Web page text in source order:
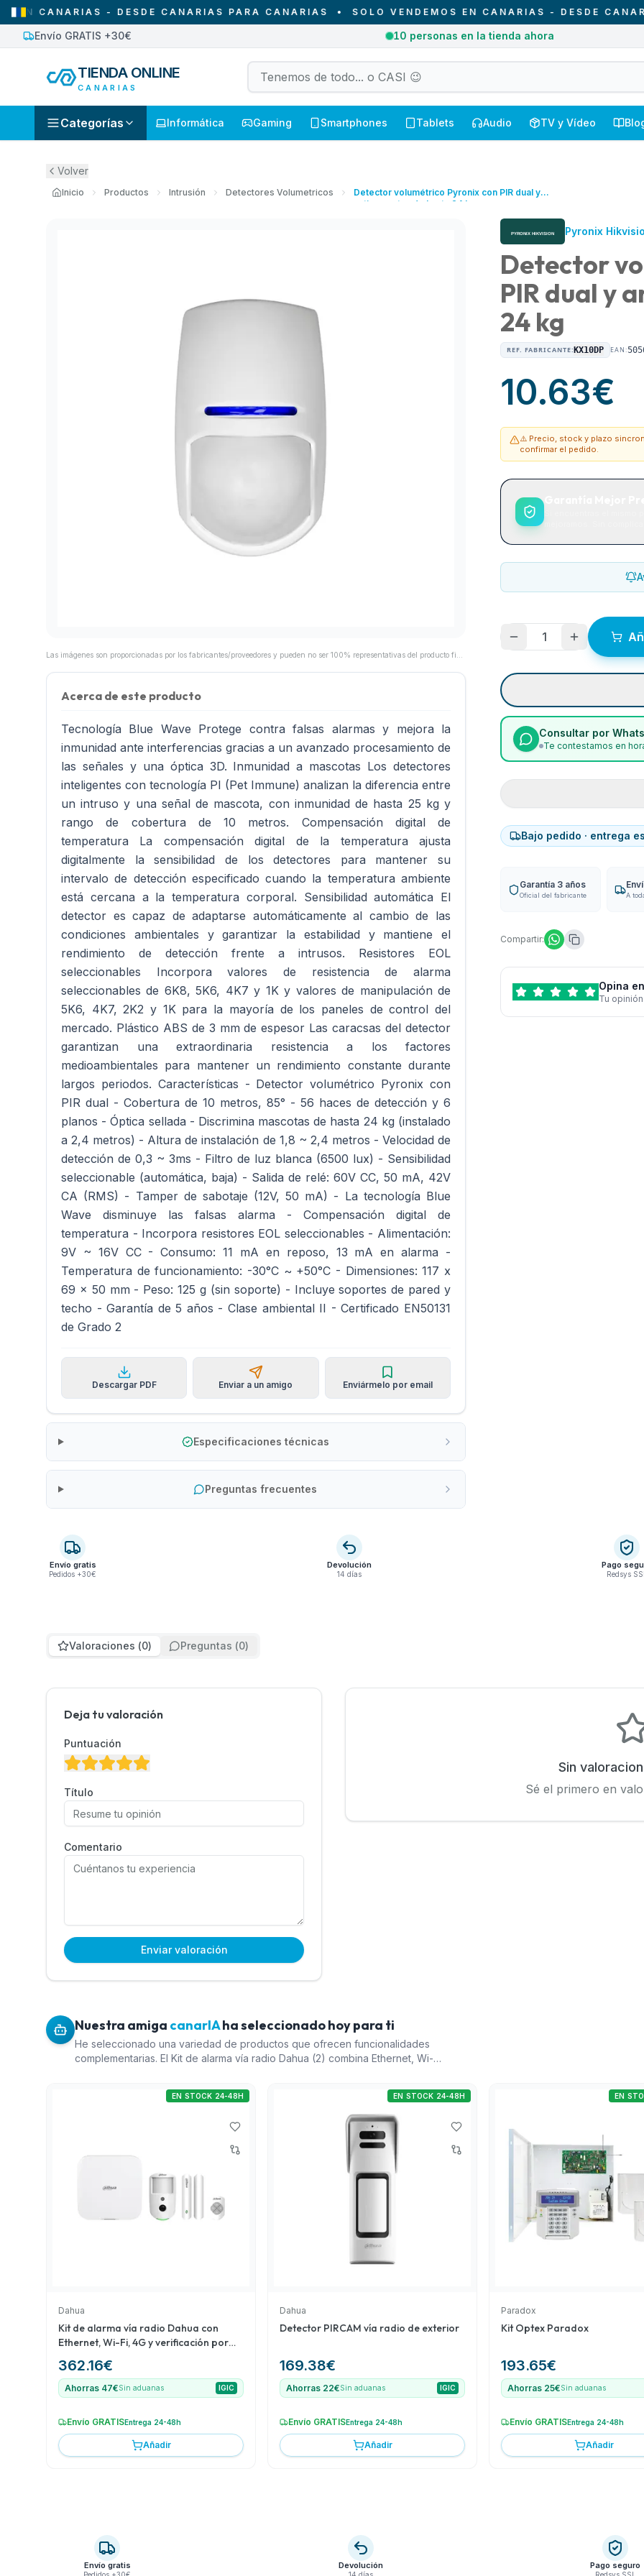
CANARIAS - DESDE CANARIAS PARA CANARIAS•SOLO VENDEMOS EN CANARIAS - DESDE CANARIAS
Envío GRATIS +30€ pedidos entregados hoy en Canarias
TIENDA ONLINE
CANARIAS
Categorías Informática Gaming Smartphones Tablets Audio TV y Vídeo
Volver
Inicio Productos Intrusión Detectores Volumetricos
Detector volumétrico Pyronix con PIR dual y
antimascotas de hasta 24 kg
Acerca de este producto
Tecnología Blue Wave Protege contra falsas alarmas y mejora la
inmunidad ante interferencias gracias a un avanzado procesamiento de
las señales y una óptica 3D. Inmunidad a mascotas Los detectores
inteligentes con tecnología PI (Pet Immune) analizan la diferencia entre
un intruso y una señal de mascota, con inmunidad de hasta 25 kg y
rango de cobertura de 10 metros. Compensación digital de
temperatura La compensación digital de la temperatura ajusta
digitalmente la sensibilidad de los detectores para mantener su
intervalo de detección especificado cuando la temperatura ambiente
está cercana a la temperatura corporal. Sensibilidad automática El
detector es capaz de adaptarse automáticamente al cambio de las
condiciones ambientales y garantizar la estabilidad y mantiene el
rendimiento de detección frente a intrusos. Resistores EOL
seleccionables Incorpora valores de resistencia de alarma
seleccionables de 6K8, 5K6, 4K7 y 1K y valores de manipulación de
5K6, 4K7, 2K2 y 1K para la mayoría de los paneles de control del
mercado. Plástico ABS de 3 mm de espesor Las caracsas del detector
garantizan una extraordinaria resistencia a los factores
medioambientales para mantener un rendimiento constante durante
largos periodos. Características - Detector volumétrico Pyronix con
PIR dual - Cobertura de 10 metros, 85° - 56 haces de detección y 6
planos - Óptica sellada - Discrimina mascotas de hasta 24 kg (instalado
a 2,4 metros) - Altura de instalación de 1,8 ~ 2,4 metros - Velocidad de
detección de 0,3 ~ 3ms - Filtro de luz blanca (6500 lux) - Sensibilidad
seleccionable (automática, baja) - Salida de relé: 60V CC, 50 mA, 42V
CA (RMS) - Tamper de sabotaje (12V, 50 mA) - La tecnología Blue
Wave disminuye las falsas alarma - Compensación digital de
temperatura - Incorpora resistores EOL seleccionables - Alimentación:
9V ~ 16V CC - Consumo: 11 mA en reposo, 13 mA en alarma -
Temperatura de funcionamiento: -30°C ~ +50°C - Dimensiones: 117 x
69 x 50 mm - Peso: 125 g (sin soporte) - Incluye soportes de pared y
techo - Garantía de 5 años - Clase ambiental II - Certificado EN50131
de Grado 2
Descargar PDF Enviar a un amigo Enviármelo por email
Especificaciones técnicas
Preguntas frecuentes
Pyronix
Detector
PIR dual y
24 kg
REF. FABRICANTE:KX10DP EAN:
10.63€
⚠️ Precio, stock y plazo
confirmar el pedido.
1
Consultar por
Te contestamos en
Bajo pedido · entrega
Garantía 3 años
Oficial del fabricante A
Compartir:
Opina
Tu
Envío gratis
Pedidos +30€
Devolución
14 días
Pago
Redsys SSL
Valoraciones (0) Preguntas (0)
Deja tu valoración
Puntuación
Título
Comentario
Enviar valoración
Sin
Sé el primero en
Nuestra amiga canarIAha seleccionado hoy para ti
He seleccionado una variedad de productos que ofrecen funcionalidades
complementarias. El Kit de alarma vía radio Dahua (2) combina Ethernet, Wi-
para la seguridad. El Detector PIRCAM vía radio de exterior (10) de Dahua es
un complemento ideal para detectar movimientos en áreas exteriores. El Kit
Optex Paradox (6) ofrece una opción confiable y económica para sistemas
de intrusión en interiores. Finalmente, el Detector acústico de rotura de cristal
con antienmascaramiento (14) de Alarmtech proporciona una capa adicional
de protección contra intrusiones a través de ventanas, agregando más
seguridad al entorno.
Dahua
Kit de alarma vía radio Dahua con
Ethernet, Wi-Fi, 4G y verificación por
362.16€
EN STOCK 24-48H
Ahorras 47€Sin aduanas IGIC
Envío GRATISEntrega 24-48h
Añadir
Dahua
Detector PIRCAM vía radio de exterior
169.38€
EN STOCK 24-48H
Ahorras 22€Sin aduanas IGIC
Envío GRATISEntrega 24-48h
Añadir
Paradox
Kit Optex Paradox
193.65€
EN
Ahorras 25€Sin aduanas
Envío GRATISEntrega 24-48h
Añadir
Envío gratis Devolución Pago seguro